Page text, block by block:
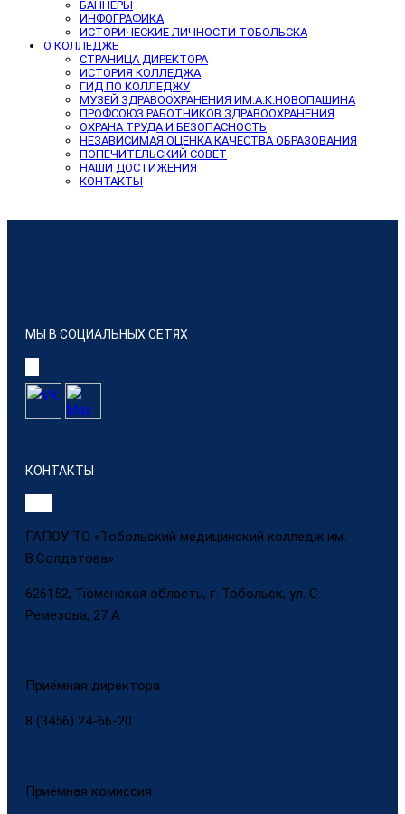
БАННЕРЫ
ИНФОГРАФИКА
ИСТОРИЧЕСКИЕ ЛИЧНОСТИ ТОБОЛЬСКА
О КОЛЛЕДЖЕ
СТРАНИЦА ДИРЕКТОРА
ИСТОРИЯ КОЛЛЕДЖА
ГИД ПО КОЛЛЕДЖУ
МУЗЕЙ ЗДРАВООХРАНЕНИЯ ИМ.А.К.НОВОПАШИНА
ПРОФСОЮЗ РАБОТНИКОВ ЗДРАВООХРАНЕНИЯ
ОХРАНА ТРУДА И БЕЗОПАСНОСТЬ
НЕЗАВИСИМАЯ ОЦЕНКА КАЧЕСТВА ОБРАЗОВАНИЯ
ПОПЕЧИТЕЛЬСКИЙ СОВЕТ
НАШИ ДОСТИЖЕНИЯ
КОНТАКТЫ
МЫ В СОЦИАЛЬНЫХ СЕТЯХ
КОНТАКТЫ
ГАПОУ ТО «Тобольский медицинский колледж им.
В.Солдатова»
626152, Тюменская область, г. Тобольск, ул. С.
Ремезова, 27 А
Приёмная директора
8 (3456) 24-66-20
Приёмная комиссия